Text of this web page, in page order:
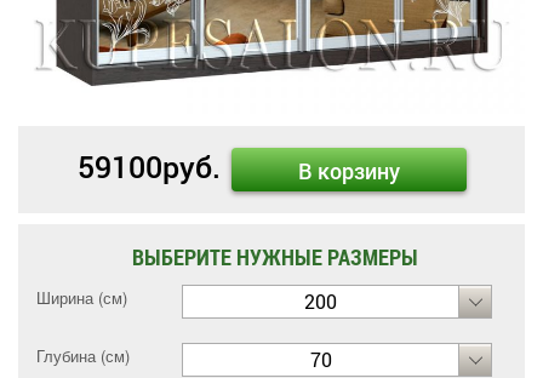
59100руб. В корзину
ВЫБЕРИТЕ НУЖНЫЕ РАЗМЕРЫ
Ширина (см) 200
Глубина (см) 70